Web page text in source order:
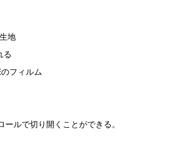
地
る
フィルム
ルで切り開くことができる。